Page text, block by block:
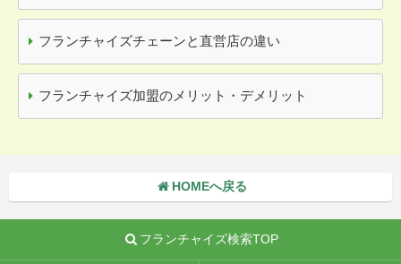
フランチャイズチェーンと直営店の違い
フランチャイズ加盟のメリット・デメリット
HOMEへ戻る
フランチャイズ検索TOP